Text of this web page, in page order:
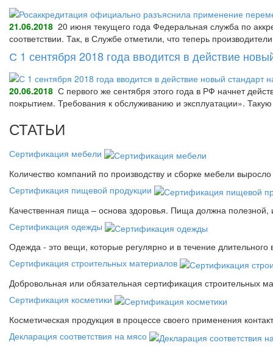
21.06.2018 20 июня текущего года Федеральная служба по
соответствии. Так, в Службе отметили, что теперь
С 1 сентября 2018 года вводится в действие
20.06.2018 С первого же сентября этого года в РФ начнет
покрытием. Требования к обслуживанию и эксплуатации».
СТАТЬИ
Сертификация мебели
Количество компаний по производству и сборке мебели
Сертификация пищевой продукции
Качественная пища – основа здоровья. Пища должна
Сертификация одежды
Одежда - это вещи, которые регулярно и в течение
Сертификация строительных материалов
Добровольная или обязательная сертификация строительных
Сертификация косметики
Косметическая продукция в процессе своего применения
Декларация соответствия на мясо